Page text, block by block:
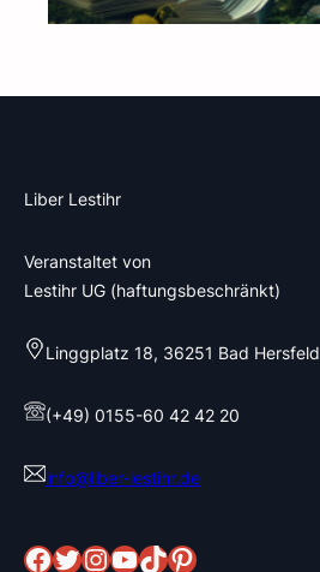
Liber Lestihr
Veranstaltet von
Lestihr UG (haftungsbeschränkt)
Linggplatz 18, 36251 Bad Hersfeld
(+49) 0155-60 42 42 20
info@liber-lestihr.de